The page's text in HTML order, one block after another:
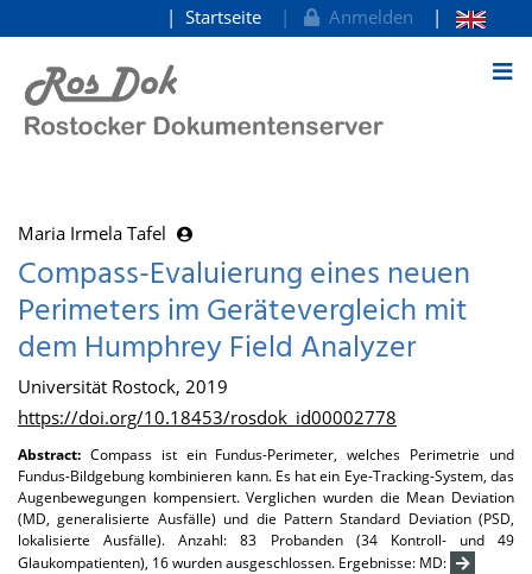
zum Inhalt
Startseite Anmelden
Maria Irmela Tafel
Compass-Evaluierung eines neuen
Perimeters im Gerätevergleich mit
dem Humphrey Field Analyzer
Universität Rostock, 2019
https://doi.org/10.18453/rosdok_id00002778
Abstract: Compass ist ein Fundus-Perimeter, welches Perimetrie und
Fundus-Bildgebung kombinieren kann. Es hat ein Eye-Tracking-System, das
Augenbewegungen kompensiert. Verglichen wurden die Mean Deviation
(MD, generalisierte Ausfälle) und die Pattern Standard Deviation (PSD,
lokalisierte Ausfälle). Anzahl: 83 Probanden (34 Kontroll- und 49
Glaukompatienten), 16 wurden ausgeschlossen. Ergebnisse: MD: